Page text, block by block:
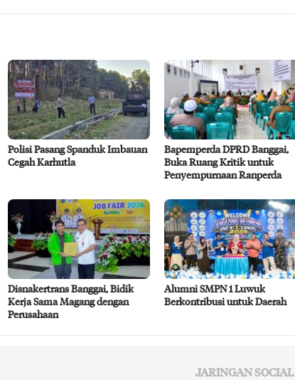
Polisi Pasang Spanduk Imbauan
Cegah Karhutla
Bapemperda DPRD Banggai,
Buka Ruang Kritik untuk
Penyempurnaan Ranperda
Disnakertrans Banggai, Bidik
Kerja Sama Magang dengan
Perusahaan
Alumni SMPN 1 Luwuk
Berkontribusi untuk Daerah
JARINGAN SOCIAL